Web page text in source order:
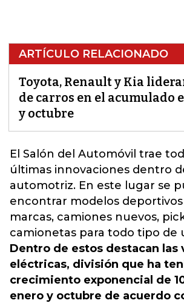
ARTÍCULO RELACIONADO
Toyota, Renault y Kia
de carros en el acumulado
y octubre
El Salón del Automóvil trae
últimas innovaciones dentro
automotriz. En este lugar se
encontrar modelos deportivos
marcas, camiones nuevos,
camionetas para todo tipo de
Dentro de estos destacan las
eléctricas, división que ha
crecimiento exponencial de
enero y octubre de acuerdo